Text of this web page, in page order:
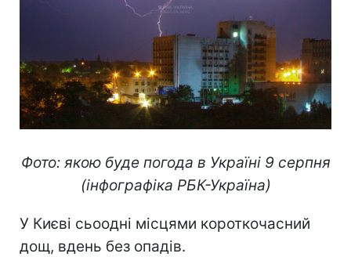
Фото: якою буде погода в Україні 9 серпня
(інфографіка РБК-Україна)
У Києві сьоодні місцями короткочасний
дощ, вдень без опадів.